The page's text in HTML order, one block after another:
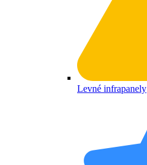
Levné infrapanely